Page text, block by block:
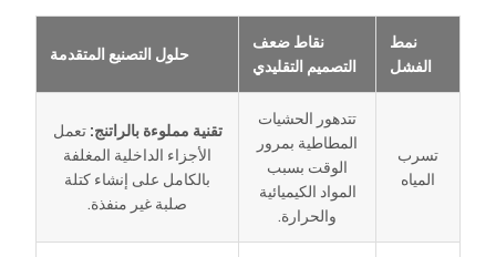
نمط
الفشل
نقاط ضعف
التصميم التقليدي
حلول التصنيع المتقدمة
تسرب
المياه
تتدهور الحشيات
المطاطية بمرور
الوقت بسبب
المواد الكيميائية
والحرارة.
تقنية مملوءة بالراتنج: تعمل
الأجزاء الداخلية المغلفة
بالكامل على إنشاء كتلة
صلبة غير منفذة.